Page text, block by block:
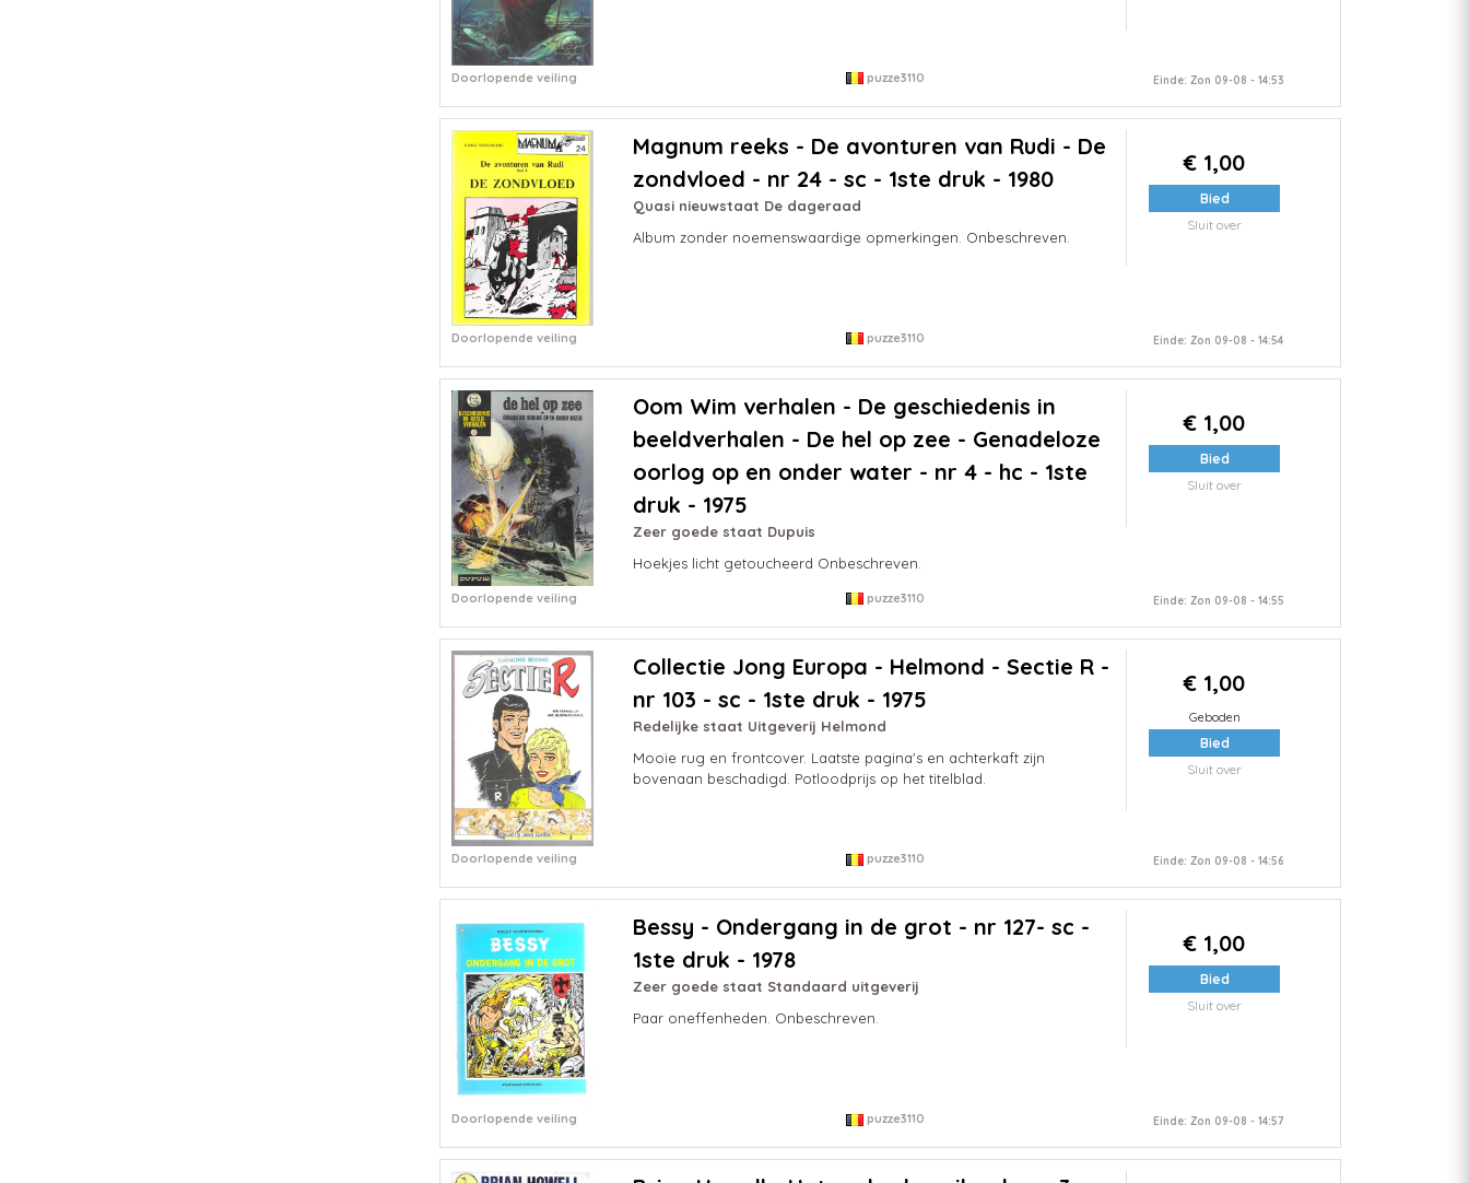
Doorlopende veiling puzze3110 Einde: Zon 09-08 - 14:53
Magnum reeks - De avonturen van Rudi - De
zondvloed - nr 24 - sc - 1ste druk - 1980
Quasi nieuwstaat De dageraad
Album zonder noemenswaardige opmerkingen. Onbeschreven.
€ 1,00
Bied
Sluit over
Doorlopende veiling puzze3110 Einde: Zon 09-08 - 14:54
Oom Wim verhalen - De geschiedenis in
beeldverhalen - De hel op zee - Genadeloze
oorlog op en onder water - nr 4 - hc - 1ste
druk - 1975
Zeer goede staat Dupuis
Hoekjes licht getoucheerd Onbeschreven.
€ 1,00
Bied
Sluit over
Doorlopende veiling puzze3110 Einde: Zon 09-08 - 14:55
Collectie Jong Europa - Helmond - Sectie R -
nr 103 - sc - 1ste druk - 1975
Redelijke staat Uitgeverij Helmond
Mooie rug en frontcover. Laatste pagina's en achterkaft zijn
bovenaan beschadigd. Potloodprijs op het titelblad.
€ 1,00
Geboden
Bied
Sluit over
Doorlopende veiling puzze3110 Einde: Zon 09-08 - 14:56
Bessy - Ondergang in de grot - nr 127- sc -
1ste druk - 1978
Zeer goede staat Standaard uitgeverij
Paar oneffenheden. Onbeschreven.
€ 1,00
Bied
Sluit over
Doorlopende veiling puzze3110 Einde: Zon 09-08 - 14:57